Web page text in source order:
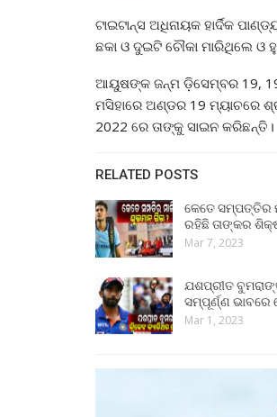
ଟାଇଟାନ୍ସ ଅଧିନାୟକ ହାର୍ଦିକ
ଛକା ଓ ଦୁଇଟି ଚୌକା ମାରିଥିଲେ ଓ
ଆୟୁଷଙ୍କ ଜନ୍ମ ଡ଼ିସେମ୍ବର 19,
ମସିହାରେ ଅଣ୍ଡର 19 ମ୍ୟାଚରେ
2022 ରେ ତାଙ୍କୁ ସାଇନ କରିଛନ୍ତି।
RELATED POSTS
କେତେ ସମ୍ପତ୍ତିର
ରହିଛି ତାଙ୍କର
Mar 7, 2023
ଯଶପ୍ରୀତ
ସମ୍ପୂର୍ଣ୍ଣ ଭାବରେ
Mar 1, 2023